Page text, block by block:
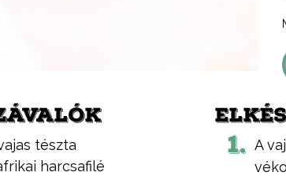
tészta
harcsafilé
1. A